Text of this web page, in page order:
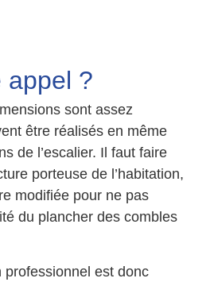
appel ?
sont assez
être réalisés en même
de l’escalier. Il faut faire
porteuse de l’habitation,
modifiée pour ne pas
du plancher des combles
professionnel est donc